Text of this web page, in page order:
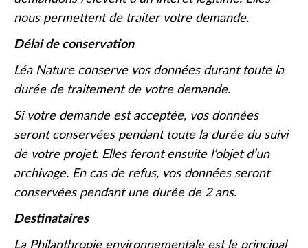
nous permettent de traiter votre demande.
Délai de conservation
Léa Nature conserve vos données durant toute la
durée de traitement de votre demande.
Si votre demande est acceptée, vos données
seront conservées pendant toute la durée du suivi
de votre projet. Elles feront ensuite l’objet d’un
archivage. En cas de refus, vos données seront
conservées pendant une durée de 2 ans.
Destinataires
La Philanthropie environnementale est le principal